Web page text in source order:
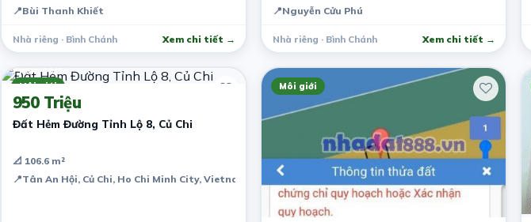
📍Bùi Thanh Khiết
Nhà riêng · Bình Chánh Xem chi tiết →
📍Nguyễn Cửu Phú
Nhà riêng · Bình Chánh Xem chi tiết →
Môi giới
7 năm trước
950 Triệu
Đất Hẻm Đường Tỉnh Lộ 8, Củ Chi
📐 106.6 m²
📍Tân An Hội, Củ Chi, Ho Chi Minh City, Vietnam
Môi giới
4 năm trước